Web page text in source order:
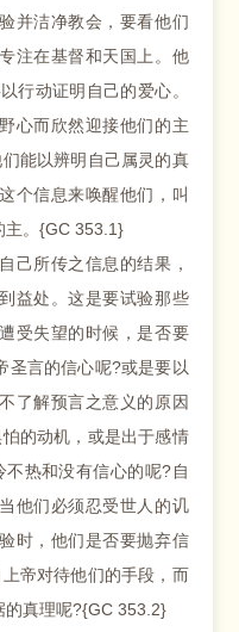
并洁净教会，要看他们
注在基督和天国上。他
行动证明自己的爱心。
心而欣然迎接他们的主
能以辨明自己属灵的真
个信息来唤醒他们，叫
主。{GC 353.1}
所传之信息的结果，
益处。这是要试验那些
受失望的时候，是否要
圣言的信心呢?或是要以
了解预言之意义的原因
的动机，或是出于感情
热和没有信心的呢?自
他们必须忍受世人的讥
时，他们是否要抛弃信
帝对待他们的手段，而
的真理呢?{GC 353.2}